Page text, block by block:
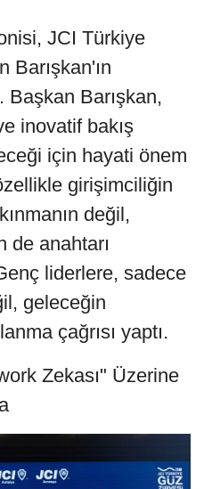
JCI Türkiye
Barışkan'ın
Başkan Barışkan,
inovatif bakış
için hayati önem
girişimciliğin
değil,
de anahtarı
liderlere, sadece
geleceğin
çağrısı yaptı.
Zekası" Üzerine